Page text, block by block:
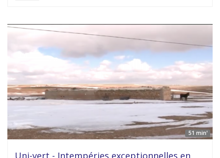
51 min'
Uni-vert - Intempéries exceptionnelles en